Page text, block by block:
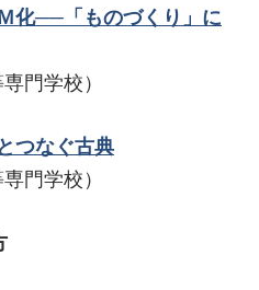
化──「ものづくり」に
門学校）
つなぐ古典
門学校）